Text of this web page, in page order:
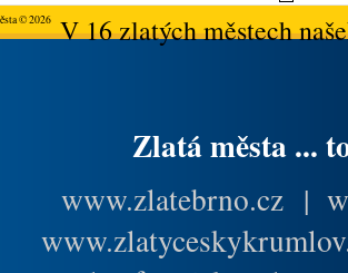
© 2026V 16 zlatých městech
Zlatá města ...
www.zlatebrno.cz |